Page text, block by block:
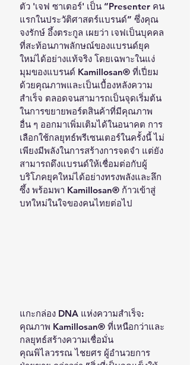
ตัว 'เจฟ ซาเตอร์' เป็น “Presenter คน
แรกในประวัติศาสตร์แบรนด์” ซึ่งคุณ
จงรักษ์ อึ้งตระกูล เผยว่า เจฟเป็นบุคคล
ที่สะท้อนภาพลักษณ์ของแบรนด์ยุค
ใหม่ได้อย่างแท้จริง โดยเฉพาะในแง่
มุมของแบรนด์ Kamillosan® ที่เปี่ยม
ด้วยคุณภาพและเป็นเบื้องหลังความ
สำเร็จ ตลอดจนสามารถเป็นจุดเริ่มต้น
ในการขยายพอร์ตสินค้าที่มีคุณภาพ
อื่น ๆ ออกมาเพิ่มเติมได้ในอนาคต การ
เลือกใช้กลยุทธ์พรีเซนเตอร์ในครั้งนี้ ไม่
เพียงมีพลังในการสร้างการจดจำ แต่ยัง
สามารถดึงแบรนด์ให้เชื่อมต่อกับผู้
บริโภคยุคใหม่ได้อย่างทรงพลังและลึก
ซึ้ง พร้อมพา Kamillosan® ก้าวเข้าสู่
บทใหม่ในใจของคนไทยต่อไป
แกะกล่อง DNA แห่งความสำเร็จ:
คุณภาพ Kamillosan® ที่เหนือกว่าและ
กลยุทธ์สร้างความเชื่อมั่น
คุณพิไลวรรณ ไชยศร ผู้อำนวยการ